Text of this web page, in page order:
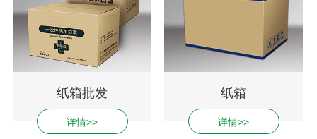
纸箱批发
详情>>
纸箱
详情>>